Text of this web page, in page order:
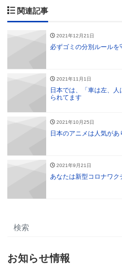
関連記事
2021年12月21日
必ずゴミの分別ルールを
2021年11月1日
日本では、「車は左、
られてます
2021年10月25日
日本のアニメは人気が
2021年9月21日
あなたは新型コロナワ
お知らせ情報